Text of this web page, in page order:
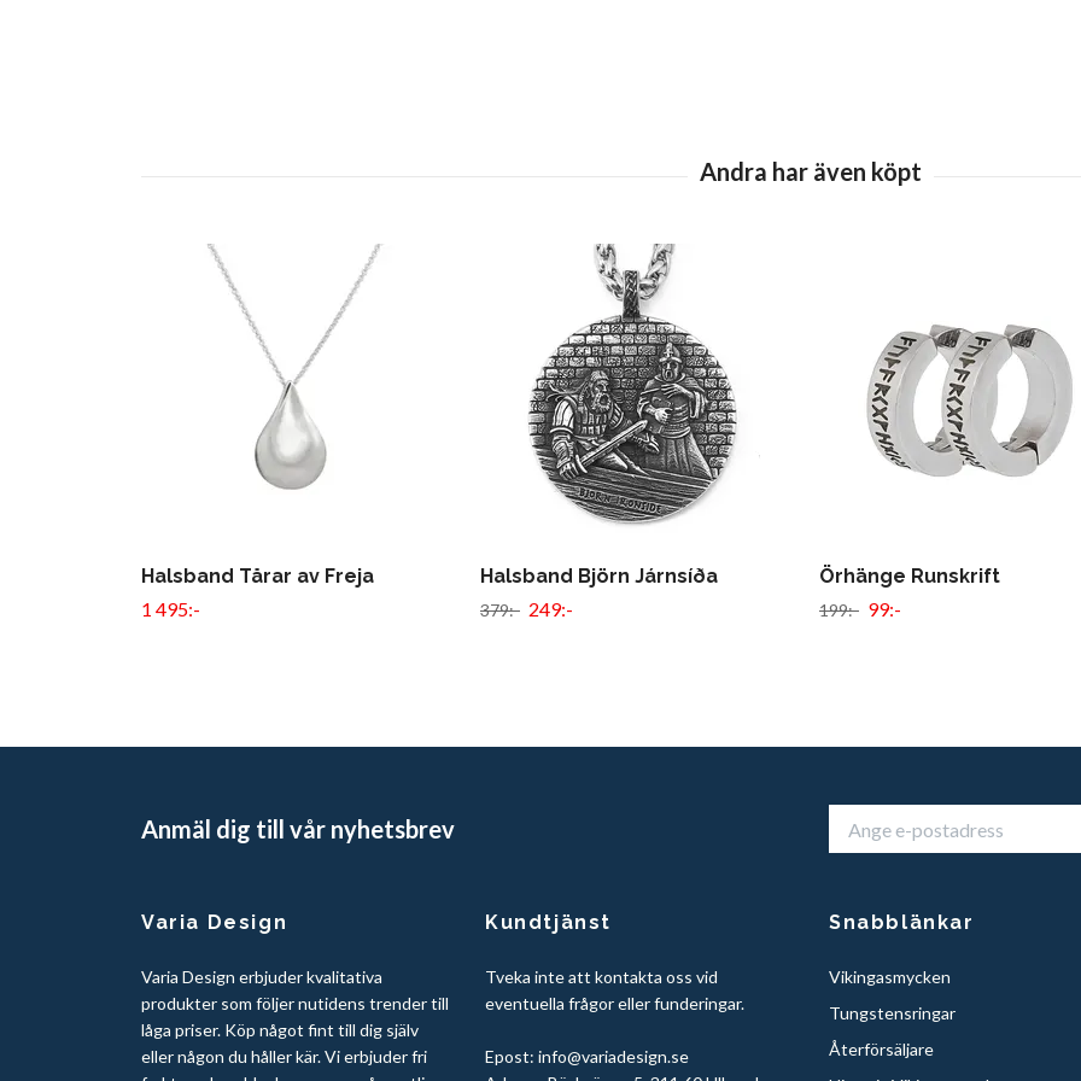
Halsband Tårar av Freja
1 495:-
Halsband Björn Járnsíða
379:- 249:-
Örhänge Runskrift
199:- 99:-
Anmäl dig till vår nyhetsbrev
Varia Design
Varia Design erbjuder kvalitativa
produkter som följer nutidens trender till
låga priser. Köp något fint till dig själv
eller någon du håller kär. Vi erbjuder fri
Kundtjänst
Tveka inte att kontakta oss vid
eventuella frågor eller funderingar.
Epost: info@variadesign.se
Snabblänkar
Vikingasmycken
Tungstensringar
Återförsäljare